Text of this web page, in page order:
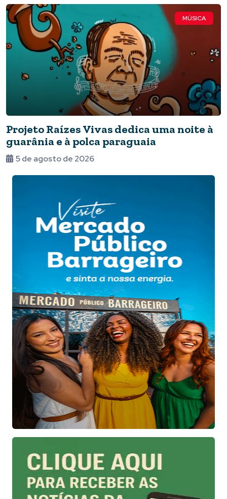
MÚSICA
Projeto Raízes Vivas dedica uma noite à
guarânia e à polca paraguaia
5 de agosto de 2026